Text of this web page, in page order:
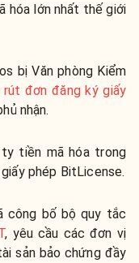
hóa lớn nhất thế giới
bị Văn phòng Kiểm
rút đơn đăng ký giấy
nhận.
tiền mã hóa trong
phép BitLicense.
công bố bộ quy tắc
, yêu cầu các đơn vị
sản bảo chứng đầy